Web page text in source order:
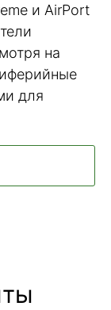
и AirPort
на
для